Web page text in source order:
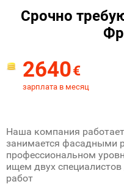
Срочно
2640€
зарплата в месяц
Наша компания
занимается фасадными
профессиональном
ищем двух
работ